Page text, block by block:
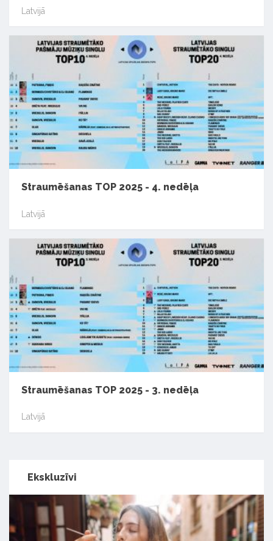
Latvijā
Straumēšanas TOP 2025 - 4. nedēļa
Latvijā
Straumēšanas TOP 2025 - 3. nedēļa
Latvijā
Ekskluzīvi